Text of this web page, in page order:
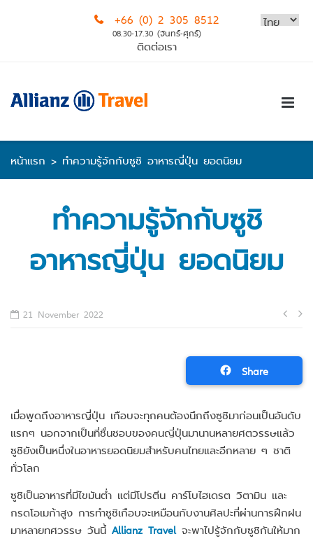
+66 (0) 2 305 8512
08.30-17.30 (จันทร์-ศุกร์)
ติดต่อเรา
หน้าแรก > ทำความรู้จักกับซูชิ อาหารญี่ปุ่น ยอดนิยม
ทำความรู้จักกับซูชิ
อาหารญี่ปุ่น ยอดนิยม
21 November 2022
Share
เมื่อพูดถึงอาหารญี่ปุ่น เกือบจะทุกคนต้องนึกถึงซูชิมาก่อนเป็นอันดับ
แรกๆ นอกจากเป็นที่ชื่นชอบของคนญี่ปุ่นมานานหลายศตวรรษแล้ว
ซูชิยังเป็นหนึ่งในอาหารยอดนิยมสำหรับคนไทยและอีกหลาย ๆ ชาติ
ทั่วโลก
ซูชิเป็นอาหารที่มีไขมันต่ำ แต่มีโปรตีน คาร์โบไฮเดรต วิตามิน และ
กรดโอเมก้าสูง การทำซูชิเกือบจะเหมือนกับงานศิลปะที่ผ่านการฝึกฝน
มาหลายทศวรรษ วันนี้ Allianz Travel จะพาไปรู้จักกับซูชิกันให้มาก